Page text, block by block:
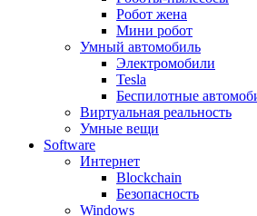
Робот жена
Мини робот
Умный автомобиль
Электромобили
Tesla
Беспилотные
Виртуальная реальность
Умные вещи
Software
Интернет
Blockchain
Безопасность
Windows